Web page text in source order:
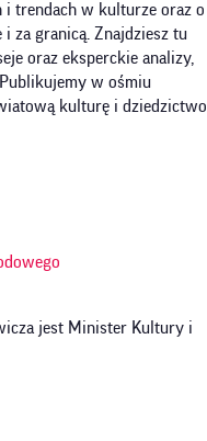
trendach w kulturze oraz o
za granicą. Znajdziesz tu
oraz eksperckie analizy,
w ośmiu
kulturę i dziedzictwo
jest Minister Kultury i